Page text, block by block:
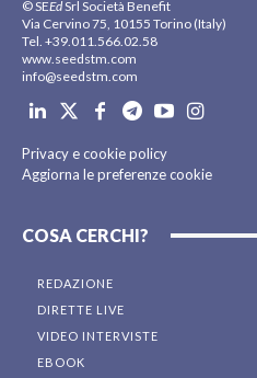
© SEEdSrl Società Benefit
Via Cervino 75, 10155 Torino (Italy)
Tel. +39.011.566.02.58
www.seedstm.com
info@seedstm.com
Privacy e cookie policy
Aggiorna le preferenze cookie
COSA CERCHI?
REDAZIONE
DIRETTE LIVE
VIDEO INTERVISTE
EBOOK